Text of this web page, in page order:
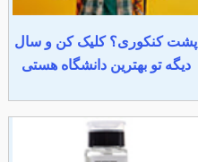
پشت کنکوری؟ کلیک کن و سال
دیگه تو بهترین دانشگاه هستی